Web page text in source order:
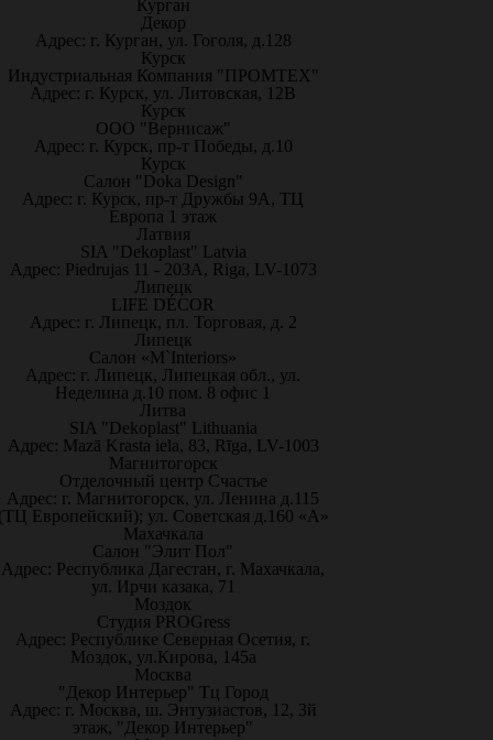
Курган
Декор
Адрес: г. Курган, ул. Гоголя, д.128
Курск
Индустриальная Компания "ПРОМТЕХ"
Адрес: г. Курск, ул. Литовская, 12В
Курск
ООО "Вернисаж"
Адрес: г. Курск, пр-т Победы, д.10
Курск
Салон "Doka Design"
Адрес: г. Курск, пр-т Дружбы 9А, ТЦ
Европа 1 этаж
Латвия
SIA "Dekoplast" Latvia
Адрес: Piedrujas 11 - 203A, Riga, LV-1073
Липецк
LIFE DÉCOR
Адрес: г. Липецк, пл. Торговая, д. 2
Липецк
Салон «M`Interiors»
Адрес: г. Липецк, Липецкая обл., ул.
Неделина д.10 пом. 8 офис 1
Литва
SIA "Dekoplast" Lithuania
Адрес: Mazā Krasta iela, 83, Rīga, LV-1003
Магнитогорск
Отделочный центр Счастье
Адрес: г. Магнитогорск, ул. Ленина д.115
Европейский); ул. Советская д.160 «А»
Махачкала
Салон "Элит Пол"
Адрес: Республика Дагестан, г. Махачкала,
ул. Ирчи казака, 71
Моздок
Студия PROGress
Адрес: Республике Северная Осетия, г.
Моздок, ул.Кирова, 145а
Москва
"Декор Интерьер" Тц Город
Адрес: г. Москва, ш. Энтузиастов, 12, 3й
этаж, "Декор Интерьер"